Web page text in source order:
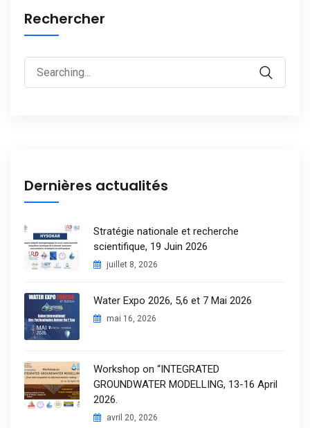
Rechercher
Dernières actualités
Stratégie nationale et recherche
scientifique, 19 Juin 2026
juillet 8, 2026
Water Expo 2026, 5,6 et 7 Mai 2026
mai 16, 2026
Workshop on “INTEGRATED
GROUNDWATER MODELLING, 13-16 April
2026.
avril 20, 2026